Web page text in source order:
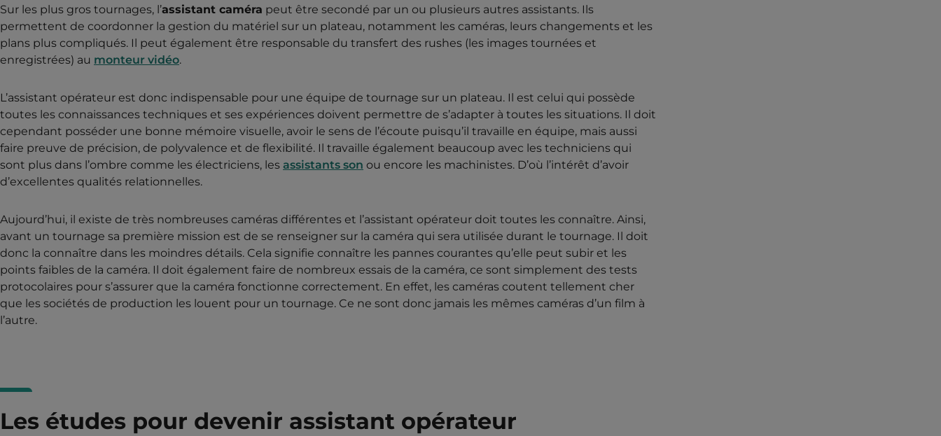
Sur les plus gros tournages, l’assistant caméra peut être secondé par un ou plusieurs autres assistants. Ils
permettent de coordonner la gestion du matériel sur un plateau, notamment les caméras, leurs changements et les
plans plus compliqués. Il peut également être responsable du transfert des rushes (les images tournées et
enregistrées) au monteur vidéo.
L’assistant opérateur est donc indispensable pour une équipe de tournage sur un plateau. Il est celui qui possède
toutes les connaissances techniques et ses expériences doivent permettre de s’adapter à toutes les situations. Il doit
cependant posséder une bonne mémoire visuelle, avoir le sens de l’écoute puisqu’il travaille en équipe, mais aussi
faire preuve de précision, de polyvalence et de flexibilité. Il travaille également beaucoup avec les techniciens qui
sont plus dans l’ombre comme les électriciens, les assistants son ou encore les machinistes. D’où l’intérêt d’avoir
d’excellentes qualités relationnelles.
Aujourd’hui, il existe de très nombreuses caméras différentes et l’assistant opérateur doit toutes les connaître. Ainsi,
avant un tournage sa première mission est de se renseigner sur la caméra qui sera utilisée durant le tournage. Il doit
donc la connaître dans les moindres détails. Cela signifie connaître les pannes courantes qu’elle peut subir et les
points faibles de la caméra. Il doit également faire de nombreux essais de la caméra, ce sont simplement des tests
protocolaires pour s’assurer que la caméra fonctionne correctement. En effet, les caméras coutent tellement cher
que les sociétés de production les louent pour un tournage. Ce ne sont donc jamais les mêmes caméras d’un film à
l’autre.
Les études pour devenir assistant opérateur